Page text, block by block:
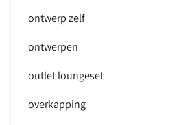
ontwerp zelf
ontwerpen
outlet loungeset
overkapping